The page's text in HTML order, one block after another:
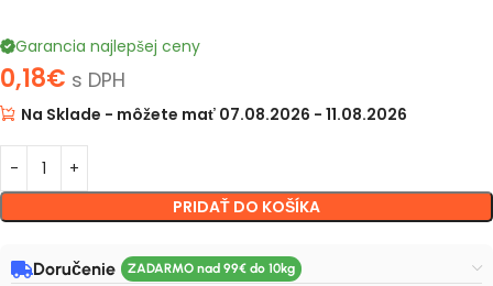
Garancia najlepšej ceny
0,18€ s DPH
Na Sklade - môžete mať 07.08.2026 - 11.08.2026
PRIDAŤ DO KOŠÍKA
Doručenie